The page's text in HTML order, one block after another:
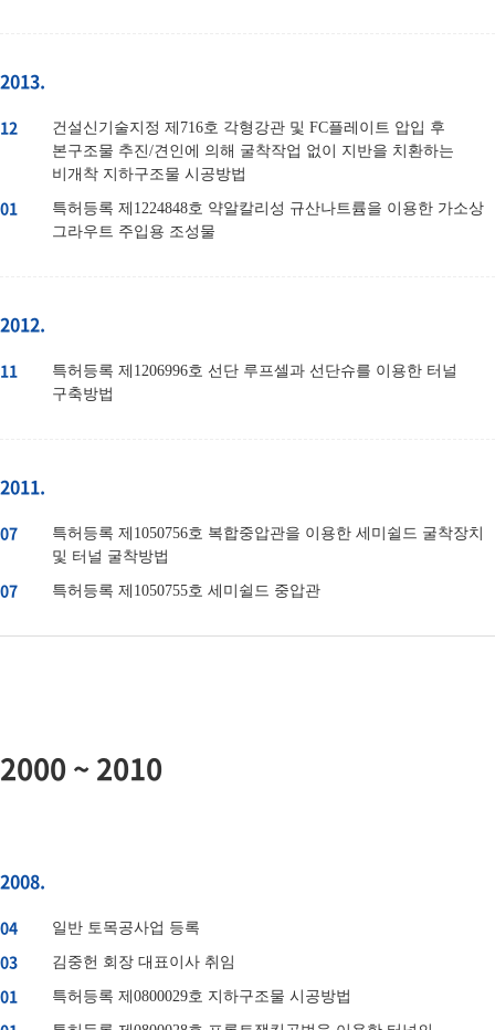
2013.
12
건설신기술지정 제716호 각형강관 및 FC플레이트 압입 후
본구조물 추진/견인에 의해 굴착작업 없이 지반을 치환하는
비개착 지하구조물 시공방법
01
특허등록 제1224848호 약알칼리성 규산나트륨을 이용한 가소상
그라우트 주입용 조성물
2012.
11
특허등록 제1206996호 선단 루프셀과 선단슈를 이용한 터널
구축방법
2011.
07
특허등록 제1050756호 복합중압관을 이용한 세미쉴드 굴착장치
및 터널 굴착방법
07 특허등록 제1050755호 세미쉴드 중압관
2000 ~ 2010
2008.
04 일반 토목공사업 등록
03 김중헌 회장 대표이사 취임
01 특허등록 제0800029호 지하구조물 시공방법